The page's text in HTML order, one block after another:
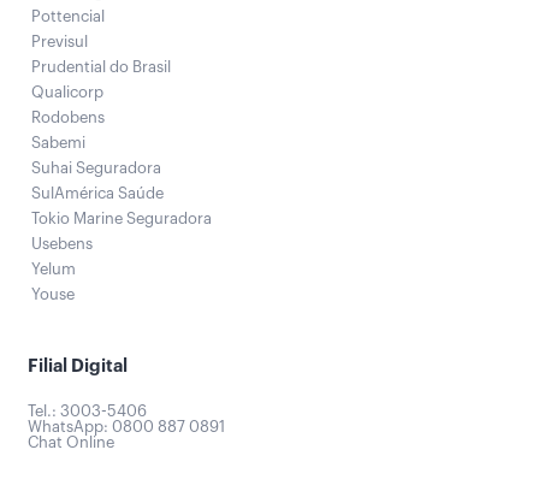
Pottencial
Previsul
Prudential do Brasil
Qualicorp
Rodobens
Sabemi
Suhai Seguradora
SulAmérica Saúde
Tokio Marine Seguradora
Usebens
Yelum
Youse
Filial Digital
Tel.: 3003-5406
WhatsApp: 0800 887 0891
Chat Online